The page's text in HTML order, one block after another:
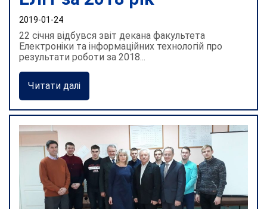
2019-01-24
22 січня відбувся звіт декана факультета
Електроніки та інформаційних технологій про
результати роботи за 2018...
Читати далі